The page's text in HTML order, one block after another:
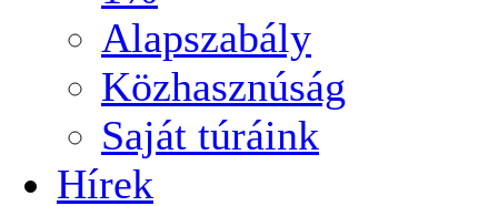
Alapszabály
Közhasznúság
Saját túráink
Hírek